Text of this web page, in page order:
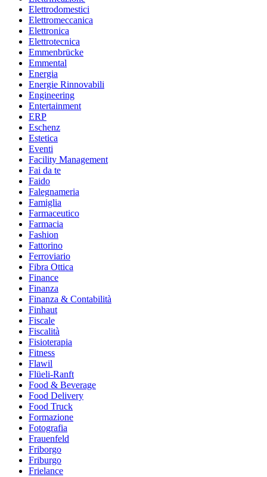
Elettrodomestici
Elettromeccanica
Elettronica
Elettrotecnica
Emmenbrücke
Emmental
Energia
Energie Rinnovabili
Engineering
Entertainment
ERP
Eschenz
Estetica
Eventi
Facility Management
Fai da te
Faido
Falegnameria
Famiglia
Farmaceutico
Farmacia
Fashion
Fattorino
Ferroviario
Fibra Ottica
Finance
Finanza
Finanza & Contabilità
Finhaut
Fiscale
Fiscalità
Fisioterapia
Fitness
Flawil
Flüeli-Ranft
Food & Beverage
Food Delivery
Food Truck
Formazione
Fotografia
Frauenfeld
Friborgo
Friburgo
Frielance